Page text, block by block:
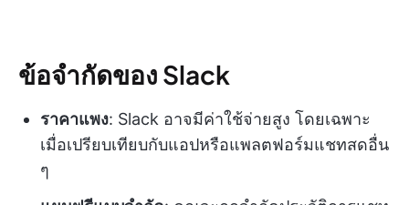
ข้อจำกัดของ Slack
ราคาแพง: Slack อาจมีค่าใช้จ่ายสูง โดยเฉพาะ
เมื่อเปรียบเทียบกับแอปหรือแพลตฟอร์มแชทสดอื่น
ๆ